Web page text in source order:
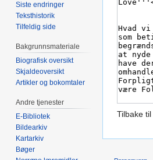
Tilbake til
Siste endringer
Teksthistorik
Tilfeldig side
Bakgrunnsmateriale
Biografisk oversikt
Skjaldeoversikt
Artikler og bokomtaler
Andre tjenester
E-Bibliotek
Bildearkiv
Kartarkiv
Bøger